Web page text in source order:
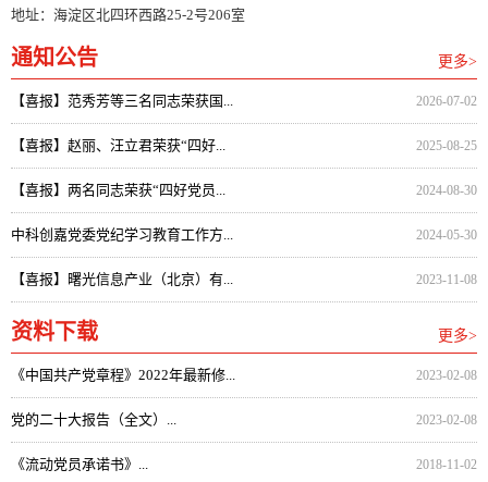
地址：海淀区北四环西路25-2号206室
通知公告 更多>
【喜报】范秀芳等三名同志荣获国... 2026-07-02
【喜报】赵丽、汪立君荣获“四好... 2025-08-25
【喜报】两名同志荣获“四好党员... 2024-08-30
中科创嘉党委党纪学习教育工作方... 2024-05-30
【喜报】曙光信息产业（北京）有... 2023-11-08
资料下载 更多>
《中国共产党章程》2022年最新修... 2023-02-08
党的二十大报告（全文）... 2023-02-08
《流动党员承诺书》... 2018-11-02